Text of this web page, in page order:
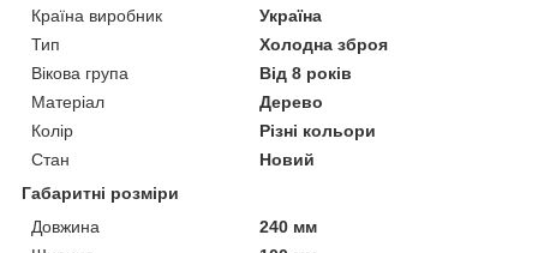
Країна виробник
Україна
Тип
Холодна зброя
Вікова група
Від 8 років
Матеріал
Дерево
Колір
Різні кольори
Стан
Новий
Габаритні розміри
Довжина
240 мм